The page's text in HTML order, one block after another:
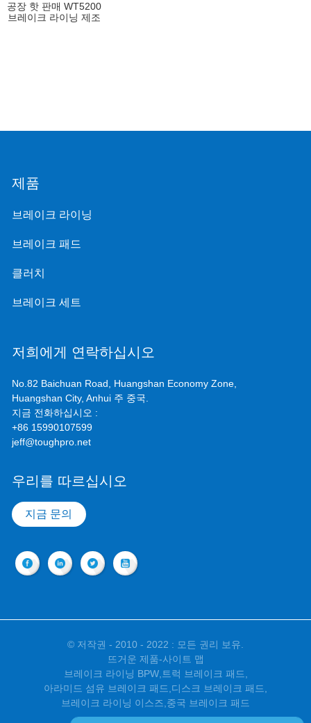
공장 핫 판매 WT5200
브레이크 라이닝 제조
제품
브레이크 라이닝
브레이크 패드
클러치
브레이크 세트
저희에게 연락하십시오
No.82 Baichuan Road, Huangshan Economy Zone,
Huangshan City, Anhui 주 중국.
지금 전화하십시오 :
+86 15990107599
jeff@toughpro.net
우리를 따르십시오
지금 문의
© 저작권 - 2010 - 2022 : 모든 권리 보유.
뜨거운 제품-사이트 맵
브레이크 라이닝 BPW,트럭 브레이크 패드,
아라미드 섬유 브레이크 패드,디스크 브레이크 패드,
브레이크 라이닝 이스즈,중국 브레이크 패드